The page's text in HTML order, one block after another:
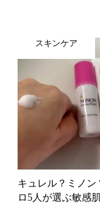
スキンケア
キュレル？ミノン
ロ5人が選ぶ敏感